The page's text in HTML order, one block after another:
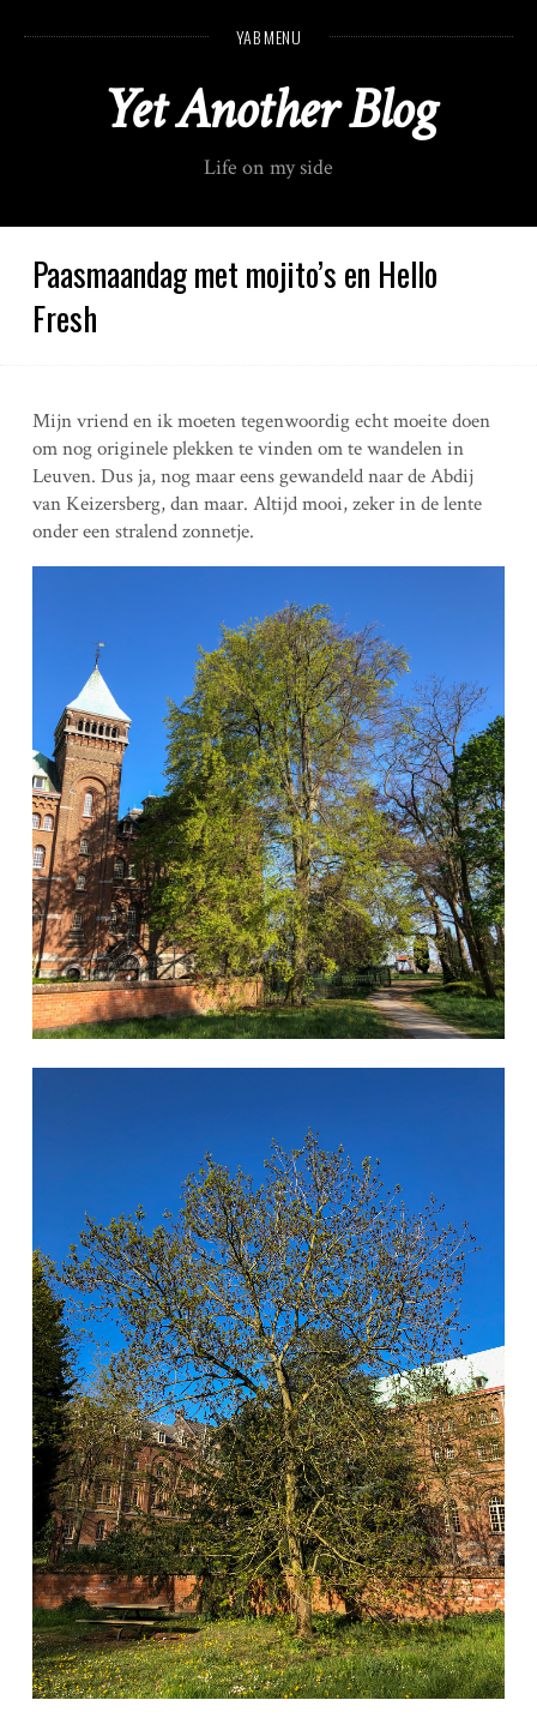
n
YAB MENU
Yet Another Blog
Life on my side
Paasmaandag met mojito’s en Hello
Fresh
Mijn vriend en ik moeten tegenwoordig echt moeite doen
om nog originele plekken te vinden om te wandelen in
Leuven. Dus ja, nog maar eens gewandeld naar de Abdij
van Keizersberg, dan maar. Altijd mooi, zeker in de lente
onder een stralend zonnetje.